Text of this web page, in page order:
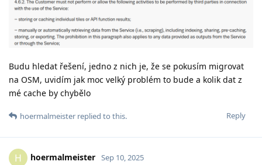
Budu hledat řešení, jedno z nich je, že se pokusím migrovat
na OSM, uvidím jak moc velký problém to bude a kolik dat z
mé cache by chybělo
Reply
hoermalmeister replied to this.
H hoermalmeister Sep 10, 2025